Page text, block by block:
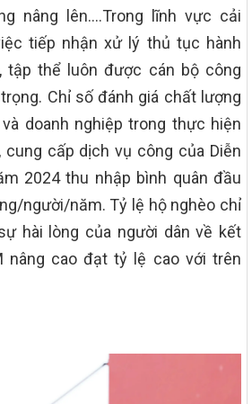
nâng lên….Trong lĩnh vực cải
tiếp nhận xử lý thủ tục hành
tập thể luôn được cán bộ công
Chỉ số đánh giá chất lượng
doanh nghiệp trong thực hiện
cấp dịch vụ công của Diễn
2024 thu nhập bình quân đầu
người/năm. Tỷ lệ hộ nghèo chỉ
hài lòng của người dân về kết
nâng cao đạt tỷ lệ cao với trên